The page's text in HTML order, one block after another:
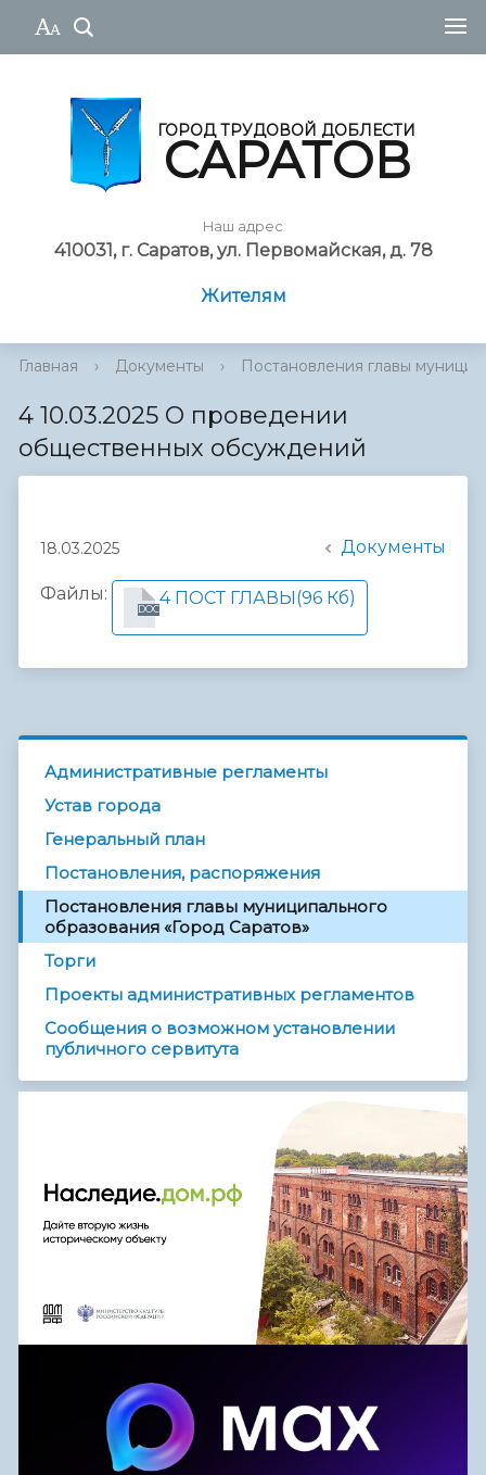
ГОРОД ТРУДОВОЙ ДОБЛЕСТИ
САРАТОВ
Наш адрес
410031, г. Саратов, ул. Первомайская, д. 78
Жителям
Главная › Документы › Постановления главы
4 10.03.2025 О проведении
общественных обсуждений
18.03.2025 Документы
Файлы:
DOC
4 ПОСТ ГЛАВЫ(96 Кб)
Административные регламенты
Устав города
Генеральный план
Постановления, распоряжения
Постановления главы муниципального
образования «Город Саратов»
Торги
Проекты административных регламентов
Сообщения о возможном установлении
публичного сервитута